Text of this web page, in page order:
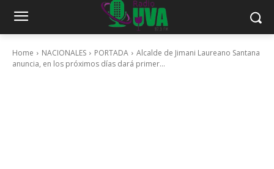
Home NACIONALES PORTADA
Alcalde de Jimani Laureano Santana
anuncia, en los próximos días dará primer...